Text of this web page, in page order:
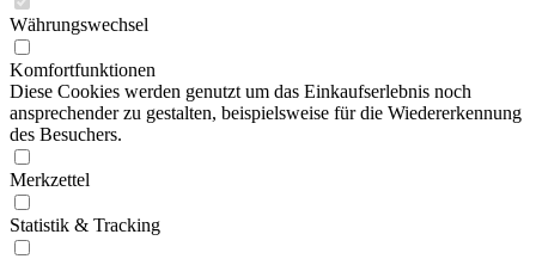
Währungswechsel
Komfortfunktionen
Diese Cookies werden genutzt um das Einkaufserlebnis noch
ansprechender zu gestalten, beispielsweise für die Wiedererkennung
des Besuchers.
Merkzettel
Statistik & Tracking